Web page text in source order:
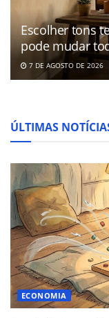
Escolher tons
pode mudar
7 DE AGOSTO DE 2026
ÚLTIMAS
ECONOMIA